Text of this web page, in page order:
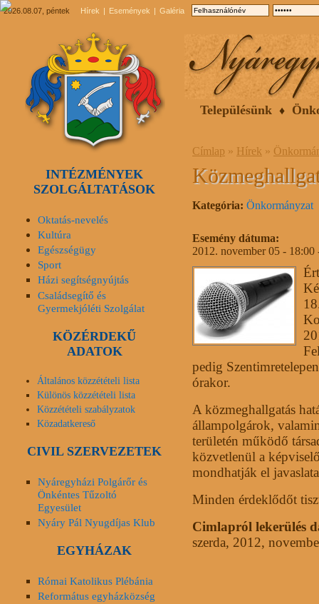
2026.08.07, péntek Hírek Események Galéria
Településünk
Címlap » Hírek »
Kategória: Önkormányzat
Esemény dátuma:
2012. november 05 - 18:00
pedig
órakor.
A közmeghallgatás
állampolgárok,
területén működő
közvetlenül a
mondhatják el
Minden érdeklődőt
Cimlapról lekerülés
szerda, 2012,
INTÉZMÉNYEK
SZOLGÁLTATÁSOK
Oktatás-nevelés
Kultúra
Egészségügy
Sport
Házi segítségnyújtás
Családsegítő és
Gyermekjóléti Szolgálat
KÖZÉRDEKŰ
ADATOK
Általános közzétételi lista
Különös közzétételi lista
Közzétételi szabályzatok
Közadatkereső
CIVIL SZERVEZETEK
Nyáregyházi Polgárőr és
Önkéntes Tűzoltó
Egyesület
Nyáry Pál Nyugdíjas Klub
EGYHÁZAK
Római Katolikus Plébánia
Református egyházközség